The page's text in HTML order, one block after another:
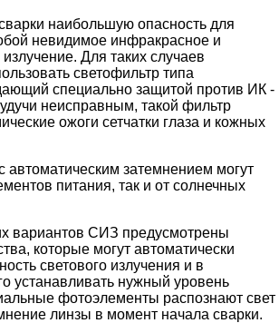
наибольшую опасность для
невидимое инфракрасное и
Для таких случаев
светофильтр типа
специально защитой против ИК -
неисправным, такой фильтр
ожоги сетчатки глаза и кожных
затемнением могут
питания, так и от солнечных
вариантов СИЗ предусмотрены
которые могут автоматически
светового излучения и в
устанавливать нужный уровень
фотоэлементы распознают свет
линзы в момент начала сварки.